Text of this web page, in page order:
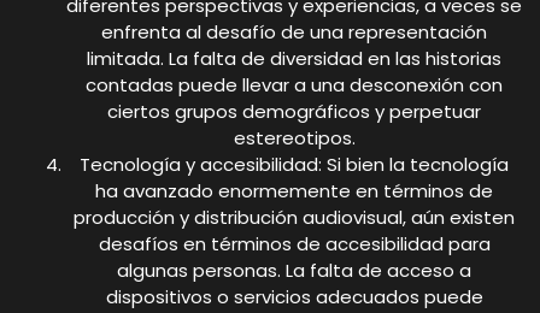
diferentes perspectivas y experiencias, a veces se
enfrenta al desafío de una representación
limitada. La falta de diversidad en las historias
contadas puede llevar a una desconexión con
ciertos grupos demográficos y perpetuar
estereotipos.
Tecnología y accesibilidad: Si bien la tecnología
ha avanzado enormemente en términos de
producción y distribución audiovisual, aún existen
desafíos en términos de accesibilidad para
algunas personas. La falta de acceso a
dispositivos o servicios adecuados puede